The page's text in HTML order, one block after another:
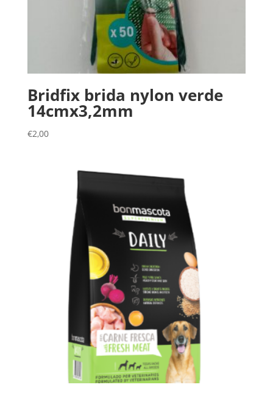
Bridfix brida nylon verde
14cmx3,2mm
€2,00